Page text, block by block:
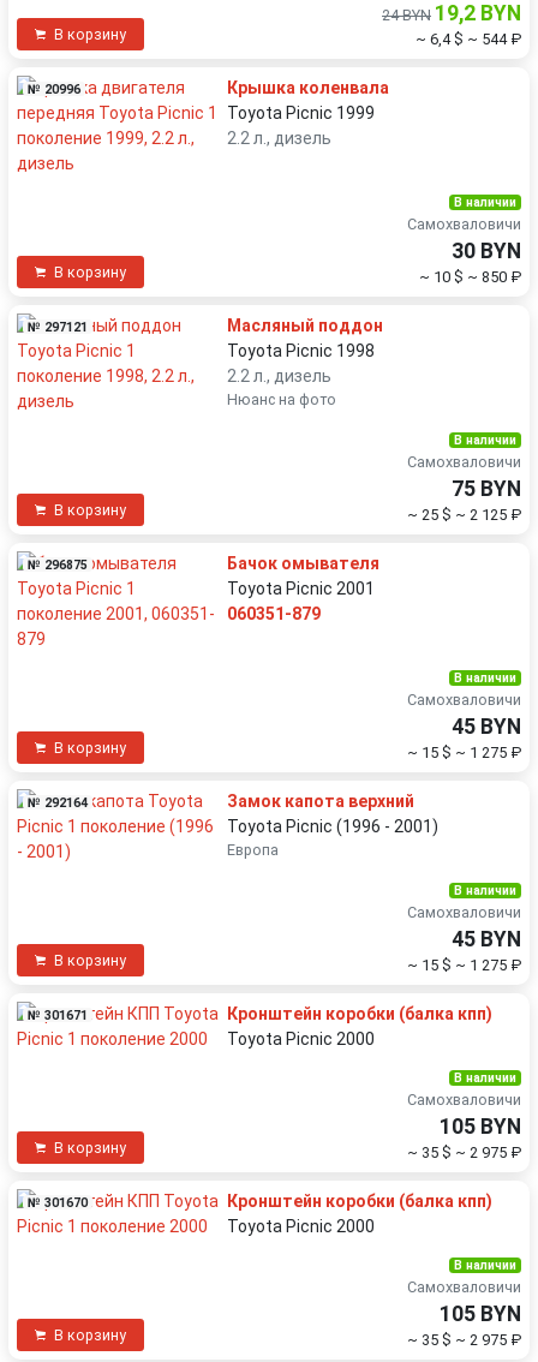
В корзину
24 BYN 19,2 BYN
~ 6,4 $ ~ 544 ₽
№ 20996
Крышка коленвала
Toyota Picnic 1999
2.2 л., дизель
В корзину
В наличии
Самохваловичи
30 BYN
~ 10 $ ~ 850 ₽
№ 297121
Масляный поддон
Toyota Picnic 1998
2.2 л., дизель
Нюанс на фото
В корзину
В наличии
Самохваловичи
75 BYN
~ 25 $ ~ 2 125 ₽
№ 296875
Бачок омывателя
Toyota Picnic 2001
060351-879
В корзину
В наличии
Самохваловичи
45 BYN
~ 15 $ ~ 1 275 ₽
№ 292164
Замок капота верхний
Toyota Picnic (1996 - 2001)
Европа
В корзину
В наличии
Самохваловичи
45 BYN
~ 15 $ ~ 1 275 ₽
№ 301671
Кронштейн коробки (балка кпп)
Toyota Picnic 2000
В корзину
В наличии
Самохваловичи
105 BYN
~ 35 $ ~ 2 975 ₽
№ 301670
Кронштейн коробки (балка кпп)
Toyota Picnic 2000
В корзину
В наличии
Самохваловичи
105 BYN
~ 35 $ ~ 2 975 ₽